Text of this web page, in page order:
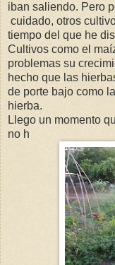
iban saliendo. Pero
cuidado, otros
tiempo del que he
Cultivos como el
problemas su
hecho que las
de porte bajo como
hierba.
Llego un momento
no h